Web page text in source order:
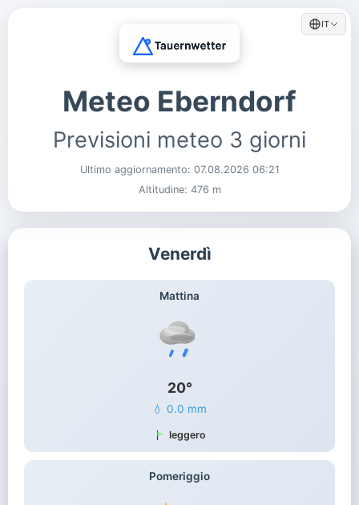
IT
Meteo Eberndorf
Previsioni meteo 3 giorni
Ultimo aggiornamento: 07.08.2026 06:21
Altitudine: 476 m
Venerdì
Mattina
20°
💧 0.0 mm
leggero
Pomeriggio